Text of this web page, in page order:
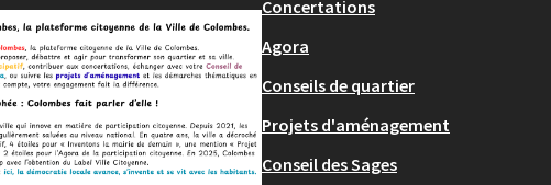
Concertations
Agora
Conseils de quartier
Projets d'aménagement
Conseil des Sages